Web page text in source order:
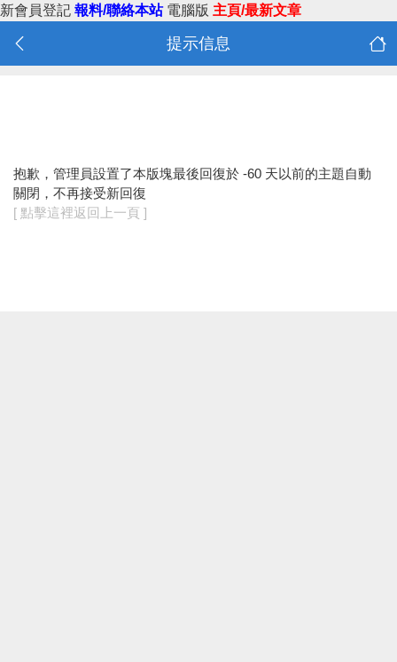
新會員登記 報料/聯絡本站 電腦版 主頁/最新文章
提示信息
抱歉，管理員設置了本版塊最後回復於 -60 天以前的主題自動
關閉，不再接受新回復
[ 點擊這裡返回上一頁 ]